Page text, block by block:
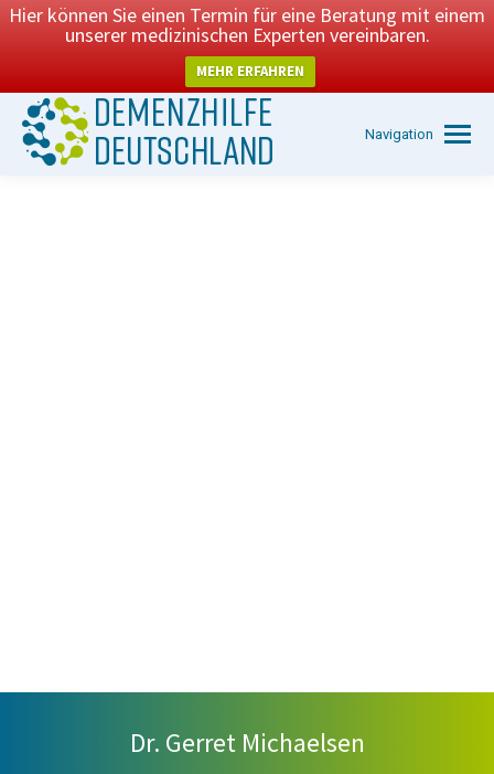
Hier können Sie einen Termin für eine Beratung mit einem
unserer medizinischen Experten vereinbaren.
MEHR ERFAHREN
Navigation
Dr. Gerret Michaelsen